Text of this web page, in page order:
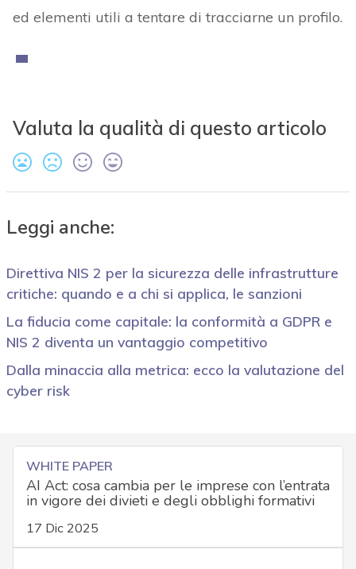
ed elementi utili a tentare di tracciarne un profilo.
Valuta la qualità di questo articolo
Leggi anche:
Direttiva NIS 2 per la sicurezza delle infrastrutture
critiche: quando e a chi si applica, le sanzioni
La fiducia come capitale: la conformità a GDPR e
NIS 2 diventa un vantaggio competitivo
Dalla minaccia alla metrica: ecco la valutazione del
cyber risk
WHITE PAPER
AI Act: cosa cambia per le imprese con l’entrata
in vigore dei divieti e degli obblighi formativi
17 Dic 2025